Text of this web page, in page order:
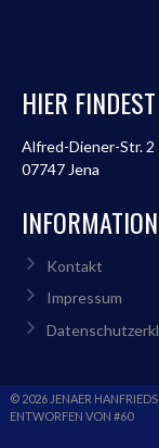
HIER
Alfred-Diener-Str. 2
07747 Jena
Kontakt
Impressum
© 2026 JENAER
ENTWORFEN VON #60